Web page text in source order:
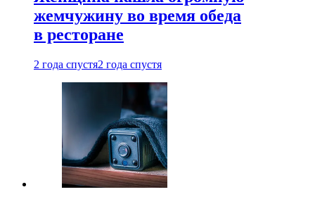
жемчужину во время обеда
в ресторане
2 года спустя2 года спустя